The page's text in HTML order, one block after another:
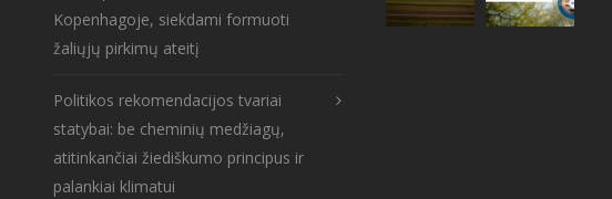
Kopenhagoje, siekdami formuoti
žaliųjų pirkimų ateitį
Politikos rekomendacijos tvariai
statybai: be cheminių medžiagų,
atitinkančiai žiediškumo principus ir
palankiai klimatui